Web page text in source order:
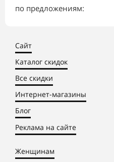
по предложениям:
Сайт
Каталог скидок
Все скидки
Интернет-магазины
Блог
Реклама на сайте
Женщинам